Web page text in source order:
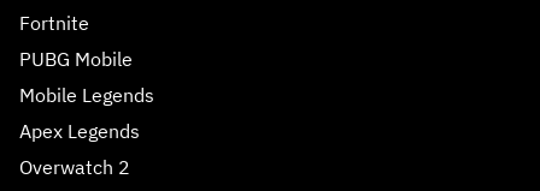
Fortnite
PUBG Mobile
Mobile Legends
Apex Legends
Overwatch 2